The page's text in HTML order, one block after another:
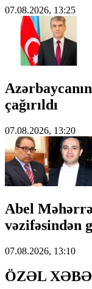
07.08.2026, 13:25
çağırıldı
07.08.2026, 13:20
Abel
vəzifəsindən
07.08.2026, 13:10
ÖZƏL